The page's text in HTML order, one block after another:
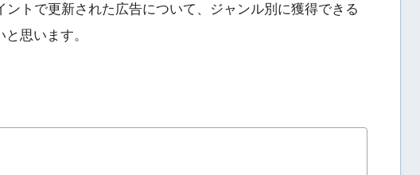
トで更新された広告について、ジャンル別に獲得できる
思います。